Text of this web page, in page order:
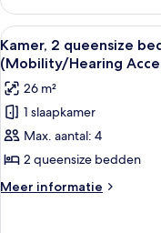
1
slaapkamer
Alle
foto's
voor
Kamer,
2
queensize
bedden,
uitzicht
6
Kamer, 2 queensize
(Mobility/Hearing
26 m²
1 slaapkamer
Max. aantal: 4
2 queensize bedden
Meer informatie
Meer